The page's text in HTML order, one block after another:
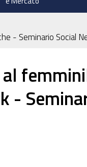
- Seminario Social
-